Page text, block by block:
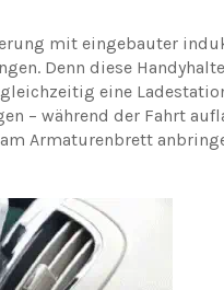
mit eingebauter
Denn diese
eine
– während der Fahrt
Armaturenbrett